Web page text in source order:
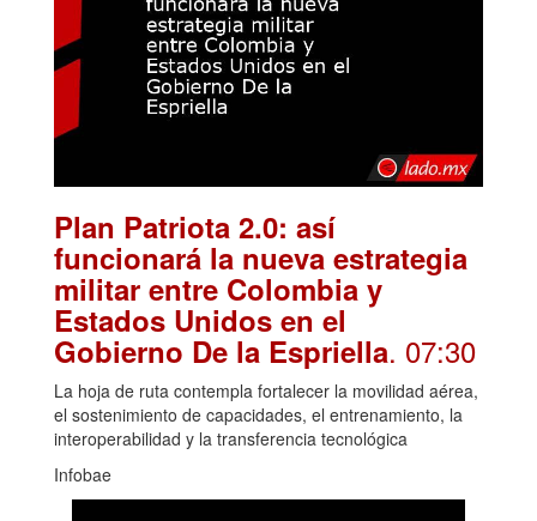
Plan Patriota 2.0: así
funcionará la nueva estrategia
militar entre Colombia y
Estados Unidos en el
Gobierno De la Espriella. 07:30
La hoja de ruta contempla fortalecer la movilidad aérea,
el sostenimiento de capacidades, el entrenamiento, la
interoperabilidad y la transferencia tecnológica
Infobae